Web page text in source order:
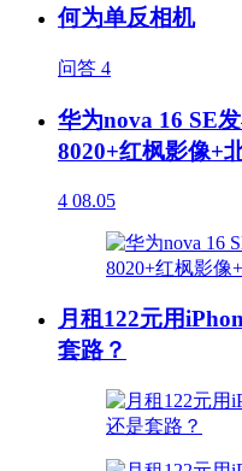
何为单反相机
问答 4
华为nova 16 SE
8020+红枫影像+
4 08.05
月租122元用
套路？